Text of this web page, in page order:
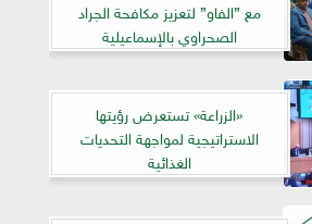
مع ”الفاو” لتعزيز مكافحة الجراد
الصحراوي بالإسماعيلية
«الزراعة» تستعرض رؤيتها
الاستراتيجية لمواجهة التحديات
الغذائية